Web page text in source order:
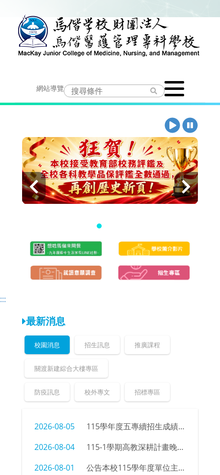
容
網站導覽
Toggle
navigation
播
放
暫
停
上
下
:::
最新消息
校園消息 招生訊息 推廣課程
關渡新建綜合大樓專區
防疫訊息 校外專文 招標專區
2026-08-05
115學年度五專續招生成績、榜單公告暨錄取新生報到注意事項
2026-08-04
115-1學期高教深耕計畫晚自習同學參加意願調查
2026-08-01
公告本校115學年度單位主管及行政支援名單